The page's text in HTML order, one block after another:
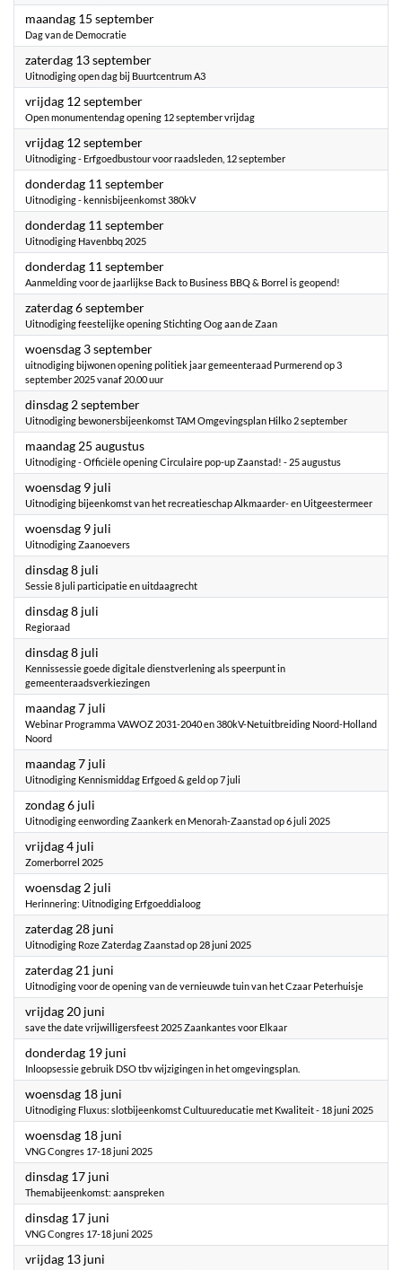
maandag 15 september2025
Dag van de Democratie
zaterdag 13 september2025
Uitnodiging open dag bij Buurtcentrum A3
vrijdag 12 september2025
Open monumentendag opening 12 september vrijdag
vrijdag 12 september2025
Uitnodiging - Erfgoedbustour voor raadsleden, 12 september
donderdag 11 september2025
Uitnodiging - kennisbijeenkomst 380kV
donderdag 11 september2025
Uitnodiging Havenbbq 2025
donderdag 11 september2025
Aanmelding voor de jaarlijkse Back to Business BBQ & Borrel is geopend!
zaterdag 6 september2025
Uitnodiging feestelijke opening Stichting Oog aan de Zaan
woensdag 3 september2025
uitnodiging bijwonen opening politiek jaar gemeenteraad Purmerend op 3
september 2025 vanaf 20.00 uur
dinsdag 2 september2025
Uitnodiging bewonersbijeenkomst TAM Omgevingsplan Hilko 2 september
maandag 25 augustus2025
Uitnodiging - Officiële opening Circulaire pop-up Zaanstad! - 25 augustus
woensdag 9 juli
Uitnodiging bijeenkomst van het recreatieschap Alkmaarder- en Uitgeestermeer
woensdag 9 juli
Uitnodiging Zaanoevers
dinsdag 8 juli
Sessie 8 juli participatie en uitdaagrecht
dinsdag 8 juli
Regioraad
dinsdag 8 juli
Kennissessie goede digitale dienstverlening als speerpunt in
gemeenteraadsverkiezingen
maandag 7 juli
Webinar Programma VAWOZ 2031-2040 en 380kV-Netuitbreiding Noord-Holland
Noord
maandag 7 juli
Uitnodiging Kennismiddag Erfgoed & geld op 7 juli
zondag 6 juli
Uitnodiging eenwording Zaankerk en Menorah-Zaanstad op 6 juli 2025
vrijdag 4 juli
Zomerborrel 2025
woensdag 2 juli
Herinnering: Uitnodiging Erfgoeddialoog
zaterdag 28 juni
Uitnodiging Roze Zaterdag Zaanstad op 28 juni 2025
zaterdag 21 juni
Uitnodiging voor de opening van de vernieuwde tuin van het Czaar Peterhuisje
vrijdag 20 juni
save the date vrijwilligersfeest 2025 Zaankantes voor Elkaar
donderdag 19 juni
Inloopsessie gebruik DSO tbv wijzigingen in het omgevingsplan.
woensdag 18 juni
Uitnodiging Fluxus: slotbijeenkomst Cultuureducatie met Kwaliteit - 18 juni 2025
woensdag 18 juni
VNG Congres 17-18 juni 2025
dinsdag 17 juni
Themabijeenkomst: aanspreken
dinsdag 17 juni
VNG Congres 17-18 juni 2025
vrijdag 13 juni